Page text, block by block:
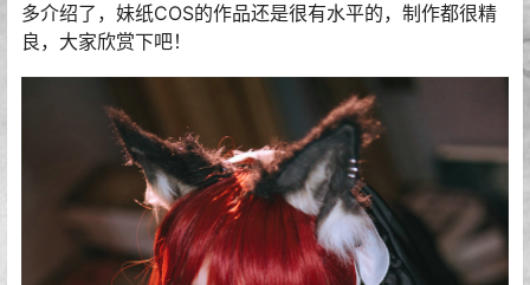
多介绍了，妹纸COS的作品还是很有水平的，制作都很精
良，大家欣赏下吧！